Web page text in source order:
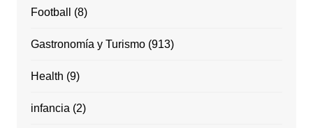
Football (8)
Gastronomía y Turismo(913)
Health (9)
infancia (2)